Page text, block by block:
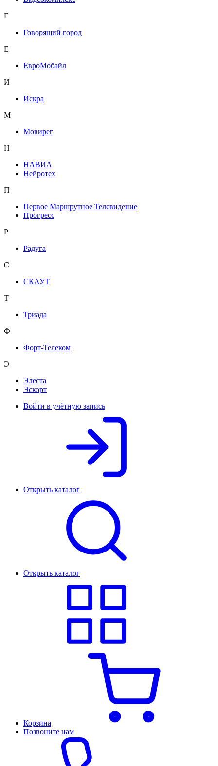
Г
Говорящий город
Е
ЕвроМобайл
И
Искра
М
Мовирег
Н
НАВИА
Нейротех
П
Первое Маршрутное Телевидение
Прогресс
Р
Радуга
С
СКАУТ
Т
Триада
Ф
Форт-Телеком
Э
Элеста
Эскорт
Войти в учётную запись
Открыть каталог
Открыть каталог
Корзина
Позвоните нам